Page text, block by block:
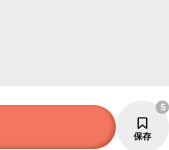
保存
5